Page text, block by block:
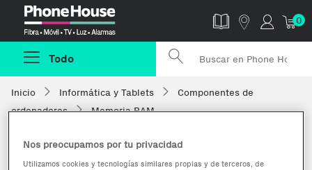
0
Todo
Inicio Informática y Tablets
Componentes de
ordenadores
Memoria RAM
Nos preocupamos por tu privacidad
Utilizamos cookies y tecnologías similares propias y de terceros, de